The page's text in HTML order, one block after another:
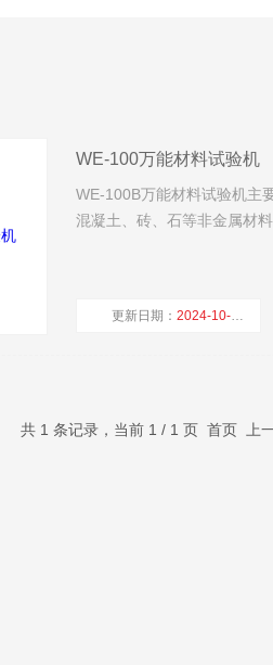
WE-100万能材料试验机
WE-100B万能材料试验机主要用
混凝土、砖、石等非金属材料
更新日期：2024-10-17
共 1 条记录，当前 1 / 1 页 首页